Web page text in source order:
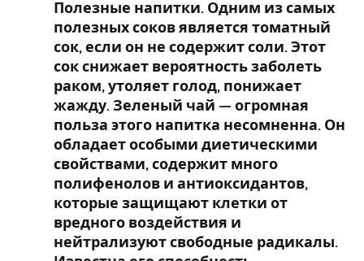
Полезные напитки. Одним из самых
полезных соков является томатный
сок, если он не содержит соли. Этот
сок снижает вероятность заболеть
раком, утоляет голод, понижает
жажду. Зеленый чай — огромная
польза этого напитка несомненна. Он
обладает особыми диетическими
свойствами, содержит много
полифенолов и антиоксидантов,
которые защищают клетки от
вредного воздействия и
нейтрализуют свободные радикалы.